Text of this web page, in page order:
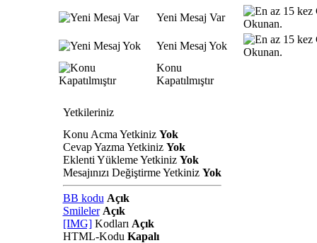
Yeni Mesaj Var
Yeni Mesaj Yok
Konu
Kapatılmıştır
Yetkileriniz
Konu Acma Yetkiniz Yok
Cevap Yazma Yetkiniz Yok
Eklenti Yükleme Yetkiniz Yok
Mesajınızı Değiştirme Yetkiniz Yok
BB kodu Açık
Smileler Açık
[IMG]Kodları Açık
HTML-Kodu Kapalı